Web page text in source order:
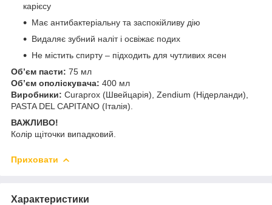
карієсу
Має антибактеріальну та заспокійливу дію
Видаляє зубний наліт і освіжає подих
Не містить спирту – підходить для чутливих ясен
Обʼєм пасти: 75 мл
Обʼєм ополіскувача: 400 мл
Виробники: Curaprox (Швейцарія), Zendium (Нідерланди),
PASTA DEL CAPITANO (Італія).
ВАЖЛИВО!
Колір щіточки випадковий.
Приховати
Характеристики